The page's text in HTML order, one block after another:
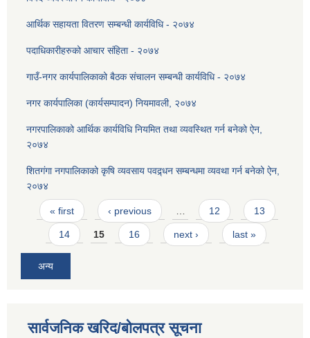
आर्थिक सहायता वितरण सम्बन्धी कार्यविधि - २०७४
पदाधिकारीहरुको आचार संहिता - २०७४
गाउँ-नगर कार्यपालिकाको बैठक संचालन सम्बन्धी कार्यविधि - २०७४
नगर कार्यपालिका (कार्यसम्पादन) नियमावली, २०७४
नगरपालिकाको आर्थिक कार्यविधि नियमित तथा व्यवस्थित गर्न बनेको ऐन,
२०७४
शितगंगा नगपालिकाको कृषि व्यवसाय पवद्र्धन सम्बन्धमा व्यवथा गर्न बनेको ऐन,
२०७४
Pages
« first ‹ previous 12 13
14 15 16 next › last »
अन्य
सार्वजनिक खरिद/बोलपत्र सूचना